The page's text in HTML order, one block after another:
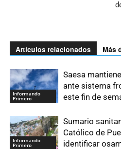
Artículos relacionados Más
Informando
Primero
Saesa
ante sistema
este fin de
Informando
Primero
Sumario
Católico de
identificar